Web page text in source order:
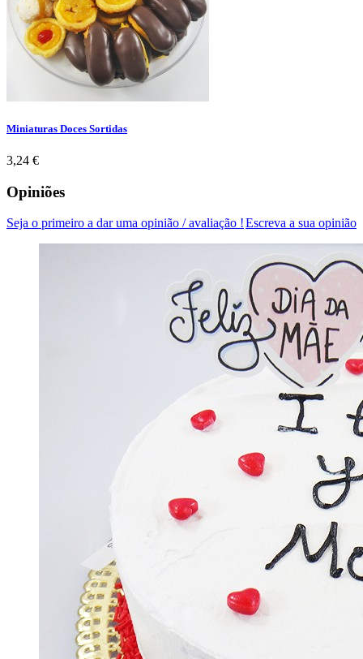
Miniaturas Doces Sortidas
Preço
3,24 €
Opiniões
Escreva a sua opinião
Seja o primeiro a dar uma opinião / avaliação !